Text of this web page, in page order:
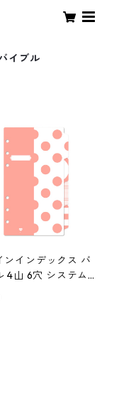
イブル
ンインデックス バ
4山 6穴 システム手